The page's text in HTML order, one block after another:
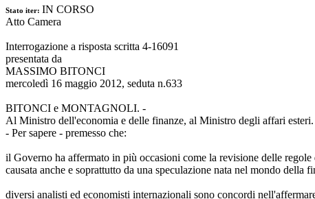
Stato iter: IN CORSO
Atto Camera
Interrogazione a risposta scritta 4-16091
presentata da
MASSIMO BITONCI
mercoledì 16 maggio 2012, seduta n.633
BITONCI e MONTAGNOLI. -
Al Ministro dell'economia e delle finanze, al Ministro degli affari esteri.
- Per sapere - premesso che:
il Governo ha affermato in più occasioni come la revisione delle
causata anche e soprattutto da una speculazione nata nel mondo della
diversi analisti ed economisti internazionali sono concordi